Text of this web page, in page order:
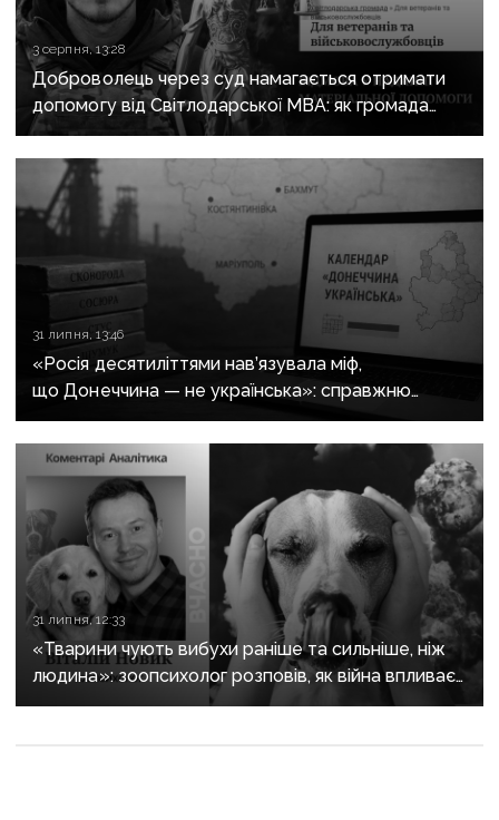
3 серпня, 13:28
Доброволець через суд намагається отримати
допомогу від Світлодарської МВА: як громада
руйнує довіру до влади
31 липня, 13:46
«Росія десятиліттями нав’язувала міф,
що Донеччина — не українська»: справжню
історію регіону зберуть в унікальному календарі
31 липня, 12:33
«Тварини чують вибухи раніше та сильніше, ніж
людина»: зоопсихолог розповів, як війна впливає
на домашніх улюбленців